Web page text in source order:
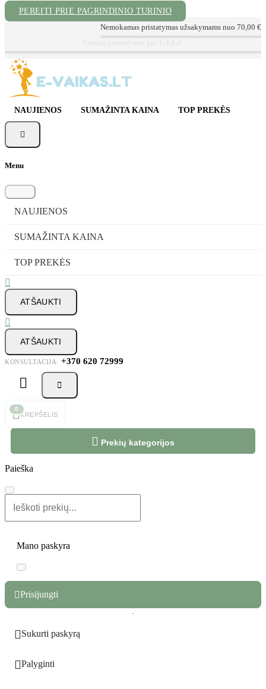
PEREITI PRIE PAGRINDINIO TURINIO
Nemokamas pristatymas užsakymams nuo 70,00 €
NAUJIENOS SUMAŽINTA KAINA TOP PREKĖS

Menu
NAUJIENOS
SUMAŽINTA KAINA
TOP PREKĖS

ATŠAUKTI

ATŠAUKTI
KONSULTACIJA: +370 620 72999
 

0
KREPŠELIS
 Prekių kategorijos
Paieška
Mano paskyra
Prisijungti
Sukurti paskyrą
Palyginti